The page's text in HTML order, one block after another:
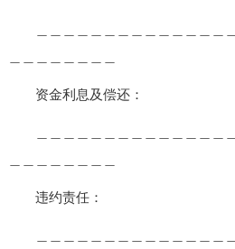
资金利息及偿还：
违约责任：